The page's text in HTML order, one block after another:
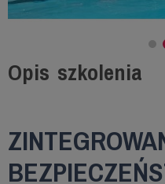
Opis szkolenia